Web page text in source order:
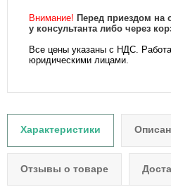
Внимание! Перед приездом на
у консультанта либо через
Все цены указаны с НДС.
юридическими лицами.
Характеристики
Отзывы о товаре